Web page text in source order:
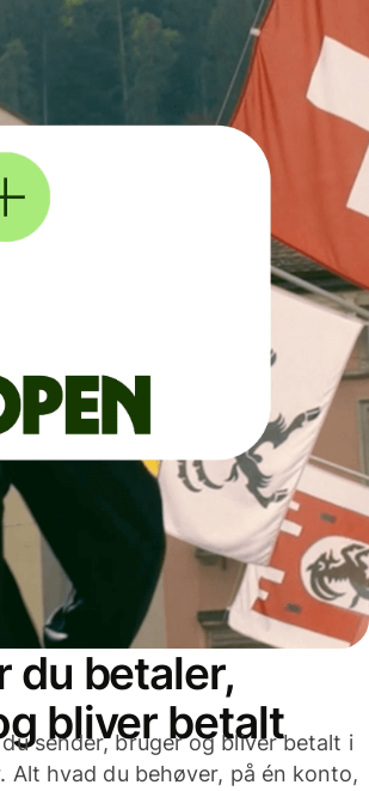
du betaler,
bliver betalt
sender, bruger og bliver betalt i
Alt hvad du behøver, på én konto,